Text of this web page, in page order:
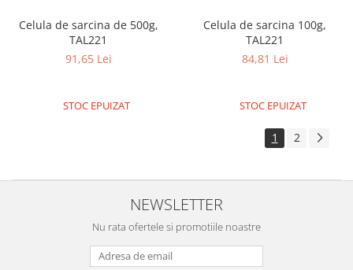
Celula de sarcina de 500g,
TAL221
91,65 Lei
STOC EPUIZAT
Celula de sarcina 100g,
TAL221
84,81 Lei
STOC EPUIZAT
1 2
NEWSLETTER
Nu rata ofertele si promotiile noastre